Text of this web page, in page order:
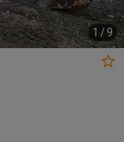
1 /9